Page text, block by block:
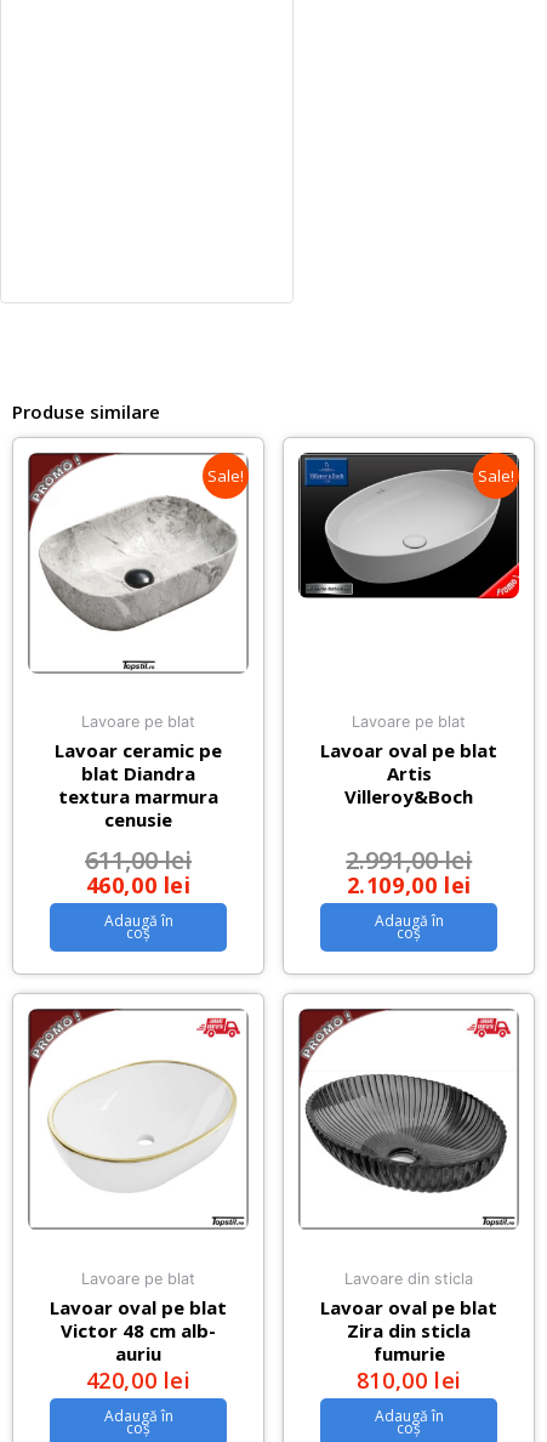
Produse similare
Sale!
Lavoare pe blat
Lavoar ceramic pe
blat Diandra
textura marmura
cenusie
611,00lei
460,00 lei
Adaugă în
coș
Sale!
Lavoare pe blat
Lavoar oval pe blat
Artis
Villeroy&Boch
2.991,00lei
2.109,00 lei
Adaugă în
coș
Lavoare pe blat
Lavoar oval pe blat
Victor 48 cm alb-
auriu
420,00 lei
Adaugă în
coș
Lavoare din sticla
Lavoar oval pe blat
Zira din sticla
fumurie
810,00 lei
Adaugă în
coș